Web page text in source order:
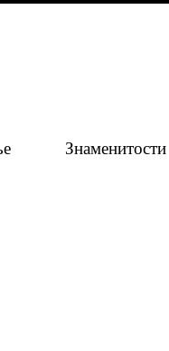
Знаменитости